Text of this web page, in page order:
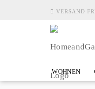
VERSAND
WOHNEN